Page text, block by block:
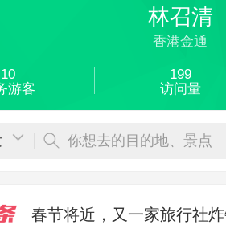
林召清
香港金通
10
游客
199
访问量
你想去的目的地、景点